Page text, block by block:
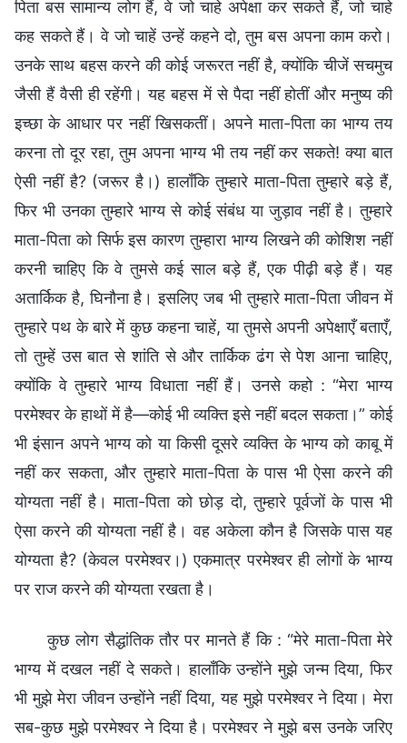
कुछ लोग सैद्धांतिक तौर पर मानते हैं कि : “मेरे माता-पिता मेरे
भाग्य में दखल नहीं दे सकते। हालाँकि उन्होंने मुझे जन्म दिया, फिर
भी मुझे मेरा जीवन उन्होंने नहीं दिया, यह मुझे परमेश्वर ने दिया। मेरा
सब-कुछ मुझे परमेश्वर ने दिया है। परमेश्वर ने मुझे बस उनके जरिए